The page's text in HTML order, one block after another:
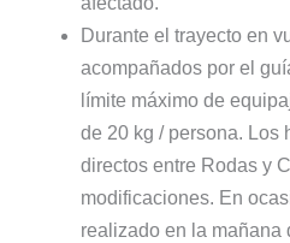
Durante el trayecto en
acompañados por el
límite máximo de
de 20 kg / persona. Los
directos entre Rodas y
modificaciones. En
realizado en la mañana